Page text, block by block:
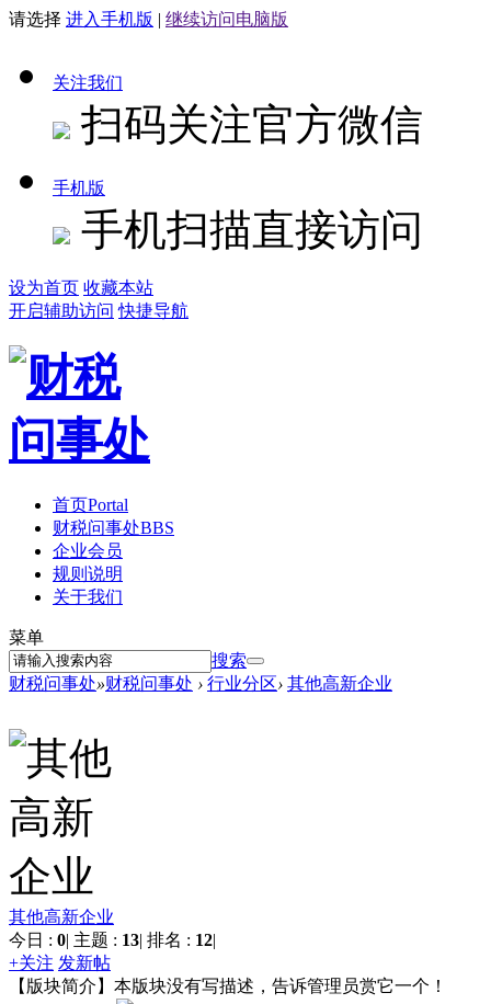
请选择 进入手机版 | 继续访问电脑版
关注我们
扫码关注官方微信
手机版
手机扫描直接访问
设为首页 收藏本站
开启辅助访问 快捷导航
首页Portal
财税问事处BBS
企业会员
规则说明
关于我们
菜单
搜索
财税问事处»财税问事处 › 行业分区› 其他高新企业
其他高新企业
今日 : 0| 主题 : 13| 排名 : 12|
+关注 发新帖
【版块简介】 本版块没有写描述，告诉管理员赏它一个！